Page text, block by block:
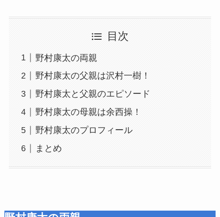
目次
野村康太の両親
野村康太の父親は沢村一樹！
野村康太と父親のエピソード
野村康太の母親は余西操！
野村康太のプロフィール
まとめ